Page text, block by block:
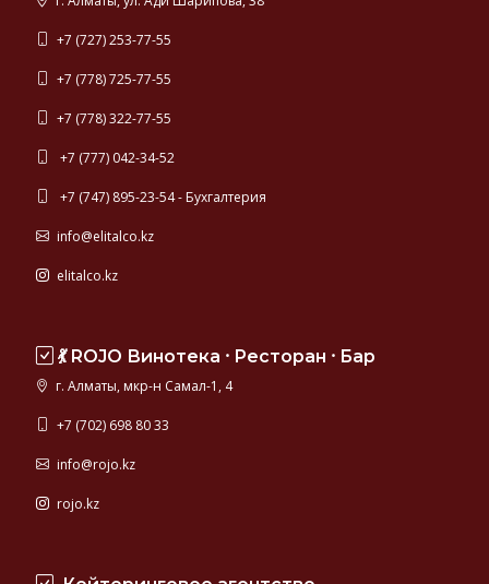
+7 (727) 253-77-55
+7 (778) 725-77-55
+7 (778) 322-77-55
+7 (777) 042-34-52
+7 (747) 895-23-54 - Бухгалтерия
info@elitalco.kz
elitalco.kz
💃 ROJO Винотека ⸱ Ресторан ⸱ Бар
г. Алматы, мкр-н Самал-1, 4
+7 (702) 698 80 33
info@rojo.kz
rojo.kz